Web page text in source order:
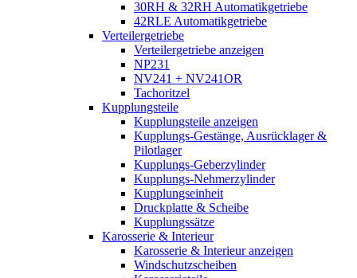
30RH & 32RH Automatikgetriebe
42RLE Automatikgetriebe
Verteilergetriebe
Verteilergetriebe anzeigen
NP231
NV241 + NV241OR
Tachoritzel
Kupplungsteile
Kupplungsteile anzeigen
Kupplungs-Gestänge, Ausrücklager &
Pilotlager
Kupplungs-Geberzylinder
Kupplungs-Nehmerzylinder
Kupplungseinheit
Druckplatte & Scheibe
Kupplungssätze
Karosserie & Interieur
Karosserie & Interieur anzeigen
Windschutzscheiben